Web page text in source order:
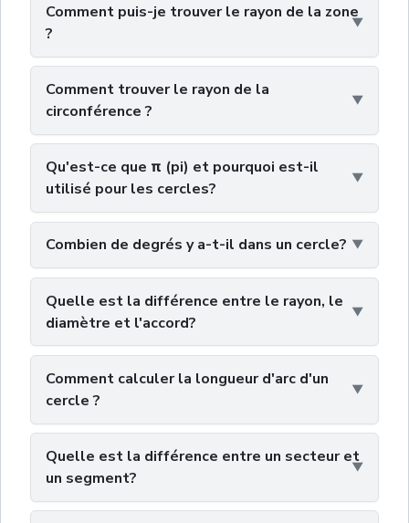
Comment puis-je trouver le rayon de la zone
?
Comment trouver le rayon de la
circonférence ?
Qu'est-ce que π (pi) et pourquoi est-il
utilisé pour les cercles?
Combien de degrés y a-t-il dans un cercle?
Quelle est la différence entre le rayon, le
diamètre et l'accord?
Comment calculer la longueur d'arc d'un
cercle ?
Quelle est la différence entre un secteur et
un segment?